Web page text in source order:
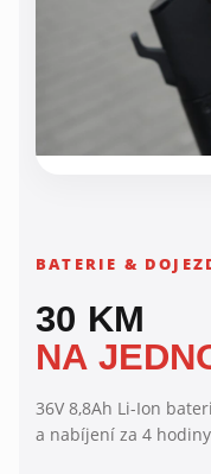
BATERIE &
30 KM
NA
36V 8,8Ah Li-Ion
a nabíjení za 4